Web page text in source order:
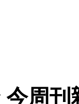
今周